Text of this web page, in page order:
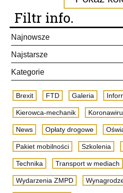
Filtr info.
Najnowsze
Najstarsze
Kategorie
Brexit FTD Galeria
Kierowca-mechanik
News Opłaty drogowe
Pakiet mobilności Szkolenia
Technika Transport w mediach
Wydarzenia ZMPD